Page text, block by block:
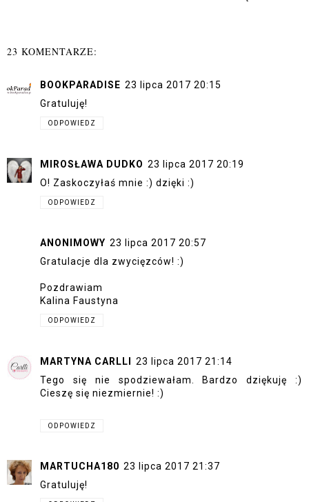
23 KOMENTARZE:
BOOKPARADISE 23 lipca 2017 20:15
Gratuluję!
ODPOWIEDZ
MIROSŁAWA DUDKO 23 lipca 2017 20:19
O! Zaskoczyłaś mnie :) dzięki :)
ODPOWIEDZ
ANONIMOWY 23 lipca 2017 20:57
Gratulacje dla zwycięzców! :)
Pozdrawiam
Kalina Faustyna
ODPOWIEDZ
MARTYNA CARLLI 23 lipca 2017 21:14
Tego się nie spodziewałam. Bardzo dziękuję :)
Cieszę się niezmiernie! :)
ODPOWIEDZ
MARTUCHA180 23 lipca 2017 21:37
Gratuluję!